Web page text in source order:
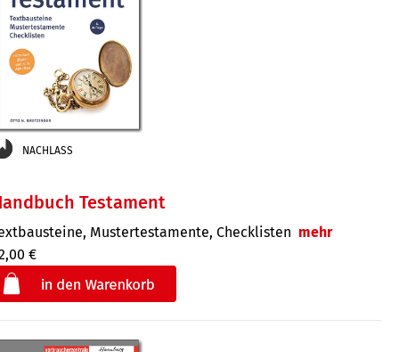
NACHLASS
Testament
Mustertestamente, Checklisten mehr
€